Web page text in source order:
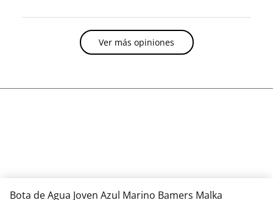
Bota de Agua Joven Azul Marino Bamers Malka
Ver más opiniones